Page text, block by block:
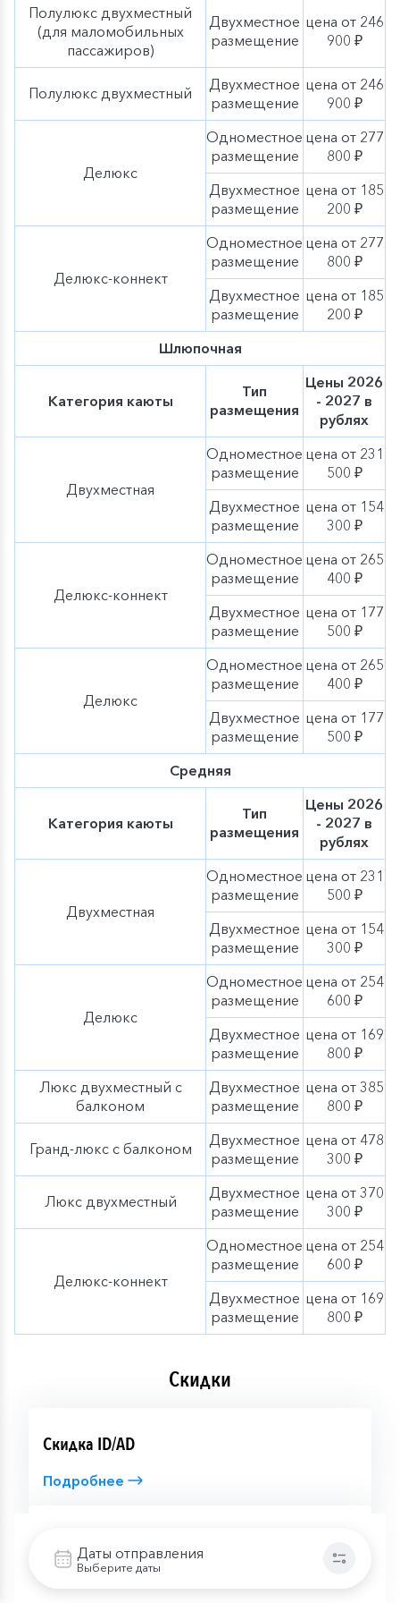
Даты отправления
Выберите даты
Полулюкс двухместный
(для маломобильных
пассажиров)
Двухместное
размещение
цена от 246
900 ₽
Полулюкс двухместный
Двухместное
размещение
цена от 246
900 ₽
Делюкс
Одноместное
размещение
цена от 277
800 ₽
Двухместное
размещение
цена от 185
200 ₽
Делюкс-коннект
Одноместное
размещение
цена от 277
800 ₽
Двухместное
размещение
цена от 185
200 ₽
Шлюпочная
Категория каюты
Тип
размещения
Цены 2026
- 2027 в
рублях
Двухместная
Одноместное
размещение
цена от 231
500 ₽
Двухместное
размещение
цена от 154
300 ₽
Делюкс-коннект
Одноместное
размещение
цена от 265
400 ₽
Двухместное
размещение
цена от 177
500 ₽
Делюкс
Одноместное
размещение
цена от 265
400 ₽
Двухместное
размещение
цена от 177
500 ₽
Средняя
Категория каюты
Тип
размещения
Цены 2026
- 2027 в
рублях
Двухместная
Одноместное
размещение
цена от 231
500 ₽
Двухместное
размещение
цена от 154
300 ₽
Делюкс
Одноместное
размещение
цена от 254
600 ₽
Двухместное
размещение
цена от 169
800 ₽
Люкс двухместный с
балконом
Двухместное
размещение
цена от 385
800 ₽
Гранд-люкс с балконом
Двухместное
размещение
цена от 478
300 ₽
Люкс двухместный
Двухместное
размещение
цена от 370
300 ₽
Делюкс-коннект
Одноместное
размещение
цена от 254
600 ₽
Двухместное
размещение
цена от 169
800 ₽
Скидки
Скидка ID/AD
Подробнее
Скидка сотрудникам силовых ведомств
Подробнее